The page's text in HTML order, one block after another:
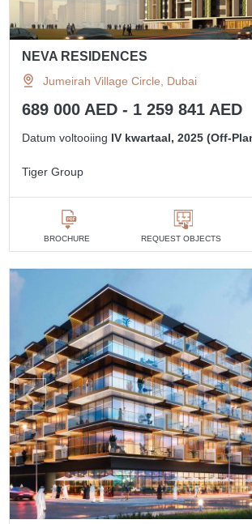
NEVA RESIDENCES
Jumeirah Village Circle, Dubai
689 000 AED - 1 259 841 AED
Datum voltooiing IV kwartaal, 2025 (Off-
Tiger Group
BROCHURE REQUEST OBJECTS